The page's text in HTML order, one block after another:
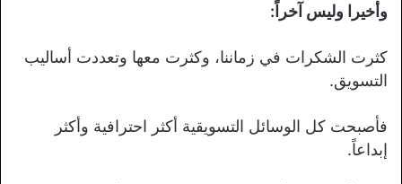
وأخيرا وليس آخراً:
كثرت الشكرات في زماننا، وكثرت معها وتعددت أساليب
التسويق.
فأصبحت كل الوسائل التسويقية أكثر احترافية وأكثر
إبداعاً.